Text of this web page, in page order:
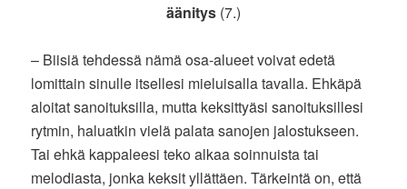
äänitys (7.)
– Biisiä tehdessä nämä osa-alueet voivat edetä
lomittain sinulle itsellesi mieluisalla tavalla. Ehkäpä
aloitat sanoituksilla, mutta keksittyäsi sanoituksillesi
rytmin, haluatkin vielä palata sanojen jalostukseen.
Tai ehkä kappaleesi teko alkaa soinnuista tai
melodiasta, jonka keksit yllättäen. Tärkeintä on, että